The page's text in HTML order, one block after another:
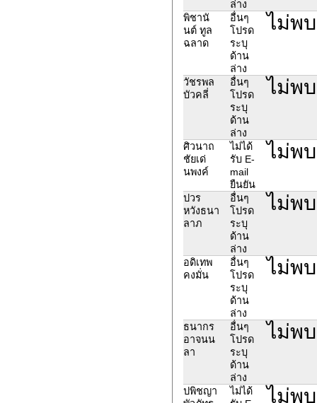
ล่าง
พิชานั
นต์ ทูล
ฉลาด
อื่นๆ
โปรด
ระบุ
ด้าน
ล่าง
ไม่พ
วัชรพล
บัวคลี่
อื่นๆ
โปรด
ระบุ
ด้าน
ล่าง
ไม่พ
ศิวนาถ
ชัยเด่
นพงค์
ไม่ได้
รับ E-
mail
ยืนยัน
ไม่พ
ปวร
หวังธนา
ลาภ
อื่นๆ
โปรด
ระบุ
ด้าน
ล่าง
ไม่พ
อดิเทพ
คงมั่น
อื่นๆ
โปรด
ระบุ
ด้าน
ล่าง
ไม่พ
ธนากร
อาจนน
ลา
อื่นๆ
โปรด
ระบุ
ด้าน
ล่าง
ไม่พ
ปพิชญา
ไม่ได้
ไม่พ